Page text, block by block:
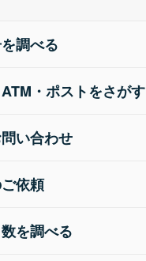
調べる
・ポストをさがす
い合わせ
依頼
を調べる